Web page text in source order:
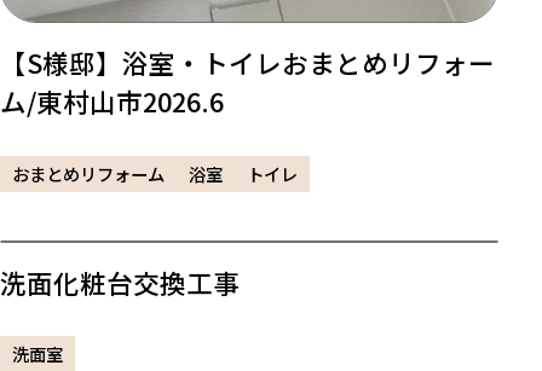
【S様邸】浴室・トイレおまとめリフォー
ム/東村山市2026.6
おまとめリフォーム 浴室 トイレ
洗面化粧台交換工事
洗面室